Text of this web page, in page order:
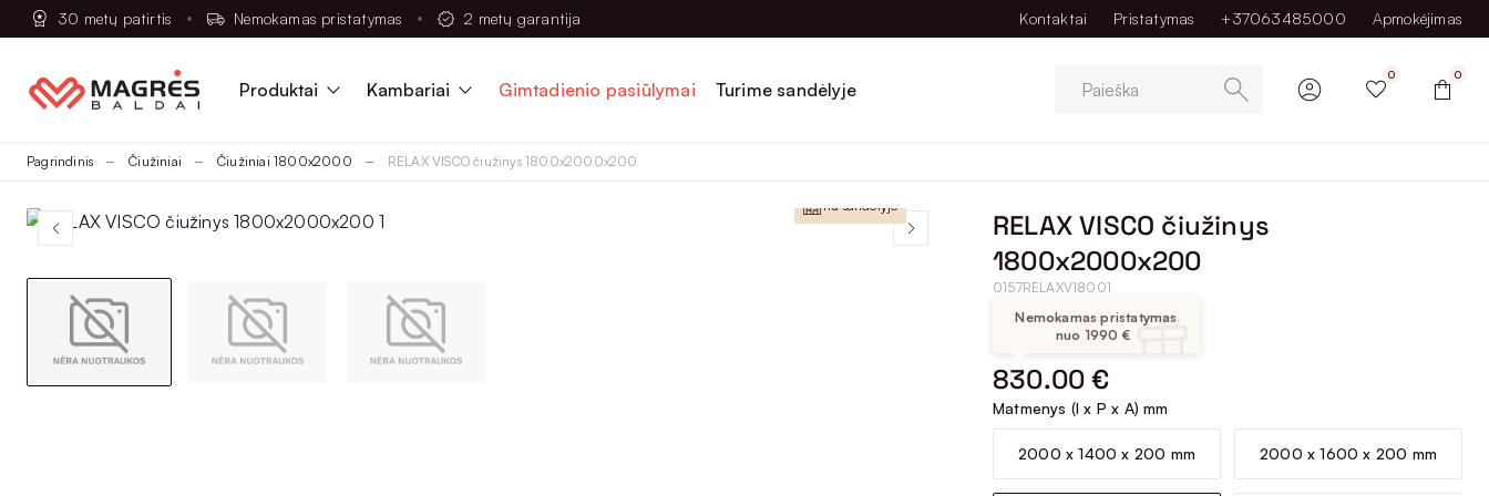
30 metų patirtis Nemokamas pristatymas 2 metų garantija Kontaktai Pristatymas +37063485000 Apmokėjimas
Produktai Kambariai Gimtadienio pasiūlymai Turime sandėlyje Paieška
0 0
Pagrindinis Čiužiniai Čiužiniai 1800x2000 RELAX VISCO čiužinys 1800x2000x200
Yra sandėlyje
RELAX VISCO čiužinys
1800x2000x200
0157RELAXV18001
Nemokamas pristatymas
nuo 1990 €
830.00 €
Matmenys (I x P x A) mm
2000 x 1400 x 200 mm 2000 x 1600 x 200 mm